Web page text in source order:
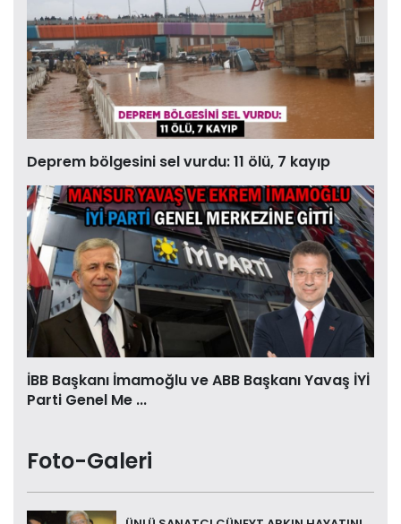
Deprem bölgesini sel vurdu: 11 ölü, 7 kayıp
İBB Başkanı İmamoğlu ve ABB Başkanı Yavaş İYİ
Parti Genel Me ...
Foto-Galeri